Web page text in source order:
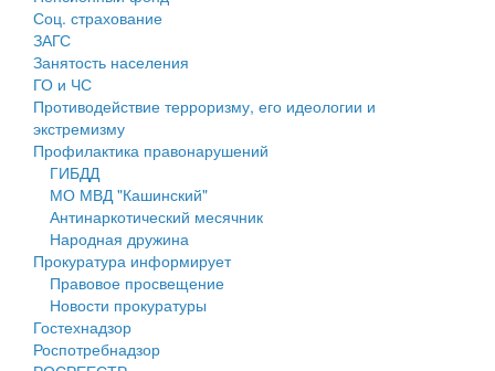
Персональные данные
Оценка регулирующего воздействия
Деятельность МУ
Нормативы градостроительного проектирования
Правила землепользования и застройки
Генеральные планы
Проекты планировки территории
Собрание депутатов
Соц. страхование
ЗАГС
Занятость населения
ГО и ЧС
Противодействие терроризму, его идеологии и
экстремизму
Профилактика правонарушений
ГИБДД
МО МВД "Кашинский"
Антинаркотический месячник
Народная дружина
Прокуратура информирует
Правовое просвещение
Новости прокуратуры
Гостехнадзор
Роспотребнадзор